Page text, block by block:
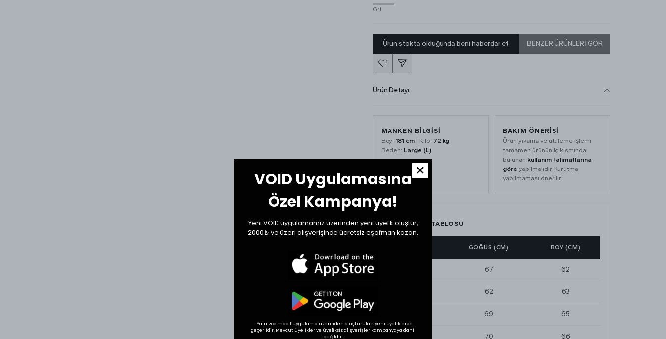
Gri
Ürün stokta olduğunda beni haberdar et BENZER ÜRÜNLERİ GÖR
Ürün Detayı
MANKEN BİLGİSİ
Boy: 181 cm | Kilo: 72 kg
Beden: Large (L)
BAKIM ÖNERİSİ
Ürün yıkama ve ütüleme işlemi
tamamen ürünün iç kısmında
bulunan kullanım talimatlarına
göre yapılmalıdır. Kurutma
yapılmaması önerilir.
BEDEN ÖLÇÜ TABLOSU
GÖĞÜS (CM) BOY (CM)
67 62
62 63
69 65
70 66
VOID Uygulamasına
Özel Kampanya!
Yeni VOID uygulamamız üzerinden yeni üyelik oluştur,
2000₺ ve üzeri alışverişinde ücretsiz eşofman kazan.
Yalnızca mobil uygulama üzerinden oluşturulan yeni üyeliklerde
geçerlidir. Mevcut üyelikler ve üyeliksiz alışverişler kampanyaya dahil
değildir.